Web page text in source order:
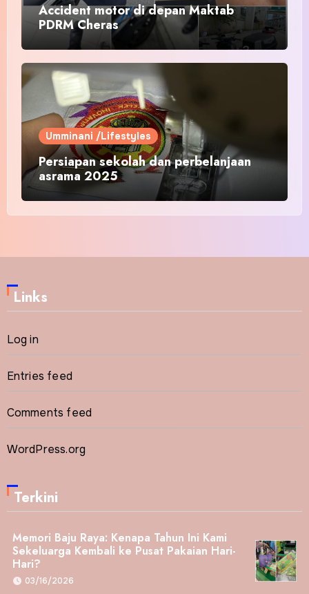
Accident motor di depan Maktab
PDRM Cheras
Umminani /Lifestyles
Persiapan sekolah dan perbelanjaan
asrama 2025
Links
Log in
Entries feed
Comments feed
WordPress.org
Terkini
Memori Baju Raya: Kenapa Tahun Ini Kami
Sekeluarga Kembali ke Pusat Pakaian Hari-
Hari?
03/16/2026